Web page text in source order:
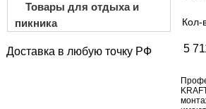
Товары для отдыха и
пикника
Доставка в любую точку РФ
Кол-
5